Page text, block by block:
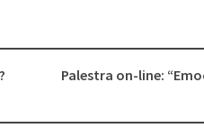
Palestra on-line: